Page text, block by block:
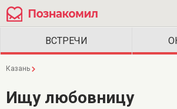
Казань
Ищу любовницу